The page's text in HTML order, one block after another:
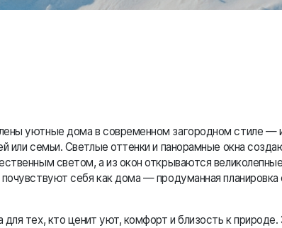
уютные дома в современном загородном стиле —
или семьи. Светлые оттенки и панорамные окна
светом, а из окон открываются
себя как дома — продуманная
тех, кто ценит уют, комфорт и близость к природе.